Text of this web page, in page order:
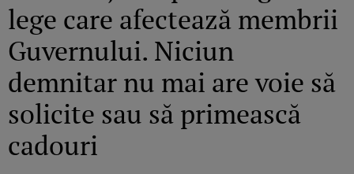
lege care afectează membrii
Guvernului. Niciun
demnitar nu mai are voie să
solicite sau să primească
cadouri